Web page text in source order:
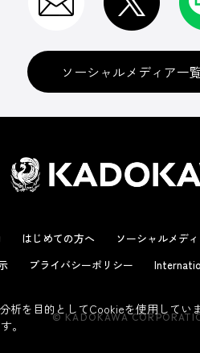
ソーシャルメディア一
はじめての方へ ソーシャルメデ
プライバシーポリシー
© KADOKAWA
を目的としてCookieを使用していま
。